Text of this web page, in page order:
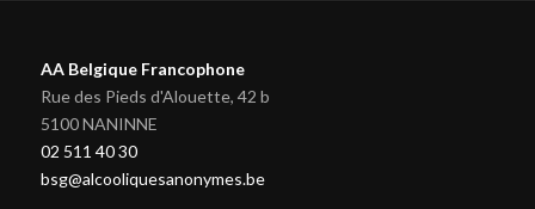
AA Belgique Francophone
Rue des Pieds d'Alouette, 42 b
5100 NANINNE
02 511 40 30
bsg@alcooliquesanonymes.be